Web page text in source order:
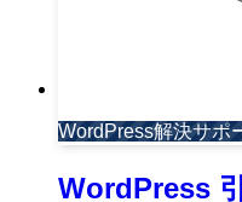
WordPress解決サポ
WordPress